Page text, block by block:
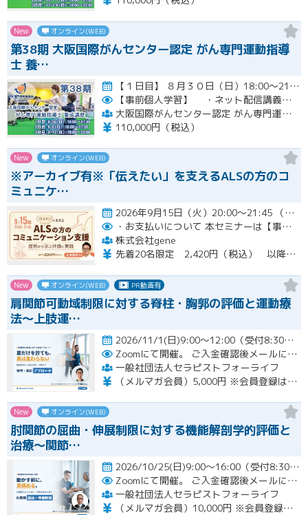
New オンライン(WEB)
第38期 大阪国際がんセンター認定 がん専門運動指導
士 養…
【１日目】 ８月３０日（日）18:00～21:30 ［ 集合学習の内容 ］ ① 開講式 ② カウンセリングの実…開催
【事前個人学習】
・ネット配信講義の動画ＵＲＬをお知らせします。
大阪国際がんセンター認定 がん専門運動指導士 事務局
110,000円（税込）
New オンライン(WEB)
※アーカイブ有※「伝えたい」を支えるALSの方のコ
ミュニケ…
2026年9月15日（火）20:00～21:45 （受付開始時間 19:45）開催
・お支払いについて 本セミナーは【事前支払い（クレジットカード・銀行振込）】です。
株式会社gene
先着20名限定 2,420円（税込） 以降3,000円（税込） ※お支払い方法：クレジットカード・銀行振込 【キャンセルについて】 決済後はいかなる理由でも返金はいたしませんのでご了承ください。 受講料をお支払いいただいた方には、後日アーカイブの視聴URLをお送りいたします。
New オンライン(WEB) PR動画有
肩関節可動域制限に対する脊柱・胸郭の評価と運動療
法〜上肢運…
2026/11/1(日)9:00～12:00（受付8:30～）開催
Zoomにて開催。
ご入金確認後メールにてURLをお知らせいたします。
一般社団法人セラピストフォーライフ
（メルマガ会員）5,000円 ※会員登録はホームページより無料で行って頂けます。 会員限定特典あり！
New オンライン(WEB)
肘関節の屈曲・伸展制限に対する機能解剖学的評価と
治療～関節…
2026/10/25(日)9:00～16:00（受付8:30～） （※途中、１時間のお昼休憩あり）開催
Zoomにて開催。
ご入金確認後メールにてURLをお知らせいたします。
一般社団法人セラピストフォーライフ
（メルマガ会員）10,000円 ※会員登録はホームページより無料で行って頂けます。 会員限定特典あり！